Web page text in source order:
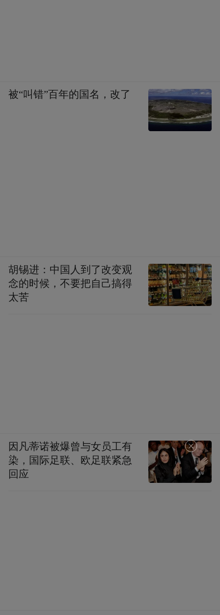
被“叫错”百年的国名，改了
胡锡进：中国人到了改变观
念的时候，不要把自己搞得
太苦
因凡蒂诺被爆曾与女员工有
染，国际足联、欧足联紧急
回应